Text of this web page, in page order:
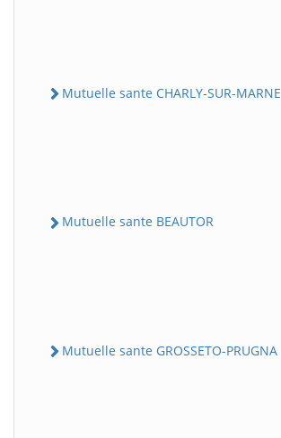
Mutuelle sante CHARLY-SUR-MARNE
Mutuelle sante BEAUTOR
Mutuelle sante GROSSETO-PRUGNA